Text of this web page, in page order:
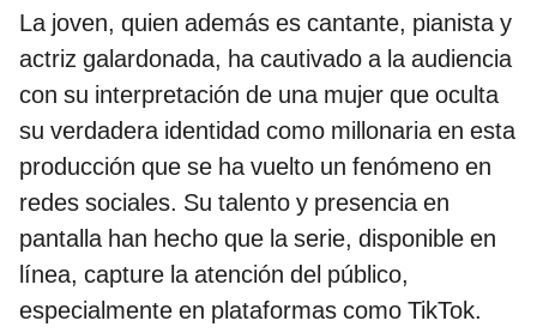
La joven, quien además es cantante, pianista y
actriz galardonada, ha cautivado a la audiencia
con su interpretación de una mujer que oculta
su verdadera identidad como millonaria en esta
producción que se ha vuelto un fenómeno en
redes sociales. Su talento y presencia en
pantalla han hecho que la serie, disponible en
línea, capture la atención del público,
especialmente en plataformas como TikTok.